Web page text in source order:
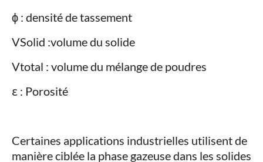
ϕ : densité de tassement
VSolid :volume du solide
Vtotal : volume du mélange de poudres
ε : Porosité
Certaines applications industrielles utilisent de
manière ciblée la phase gazeuse dans les solides